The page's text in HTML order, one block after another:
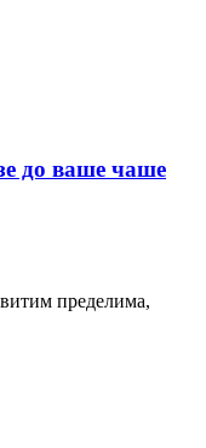
до ваше чаше
пределима,